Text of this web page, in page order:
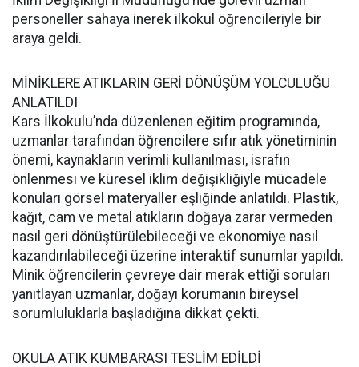
personeller sahaya inerek ilkokul öğrencileriyle bir
araya geldi.
MİNİKLERE ATIKLARIN GERİ DÖNÜŞÜM YOLCULUĞU
ANLATILDI
Kars İlkokulu’nda düzenlenen eğitim programında,
uzmanlar tarafından öğrencilere sıfır atık yönetiminin
önemi, kaynakların verimli kullanılması, israfın
önlenmesi ve küresel iklim değişikliğiyle mücadele
konuları görsel materyaller eşliğinde anlatıldı. Plastik,
kağıt, cam ve metal atıkların doğaya zarar vermeden
nasıl geri dönüştürülebileceği ve ekonomiye nasıl
kazandırılabileceği üzerine interaktif sunumlar yapıldı.
Minik öğrencilerin çevreye dair merak ettiği soruları
yanıtlayan uzmanlar, doğayı korumanın bireysel
sorumluluklarla başladığına dikkat çekti.
OKULA ATIK KUMBARASI TESLİM EDİLDİ